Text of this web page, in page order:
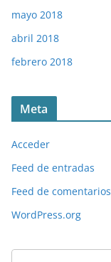
mayo 2018
abril 2018
febrero 2018
Meta
Acceder
Feed de entradas
Feed de comentarios
WordPress.org